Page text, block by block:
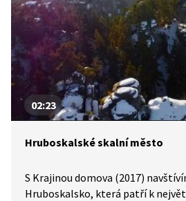
02:23
Hruboskalské skalní město
S Krajinou domova (2017)
Hruboskalsko, která patří k